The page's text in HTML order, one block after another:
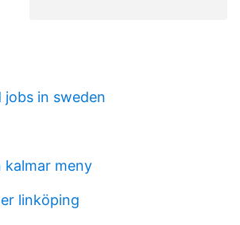
in sweden
kalmar meny
linköping